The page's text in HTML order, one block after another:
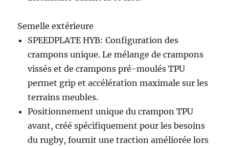
Semelle extérieure
SPEEDPLATE HYB: Configuration des
crampons unique. Le mélange de crampons
vissés et de crampons pré-moulés TPU
permet grip et accélération maximale sur les
terrains meubles.
Positionnement unique du crampon TPU
avant, créé spécifiquement pour les besoins
du rugby, fournit une traction améliorée lors